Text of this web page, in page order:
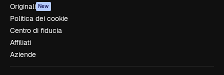
Originali New
Politica dei cookie
Centro di fiducia
Affiliati
Aziende